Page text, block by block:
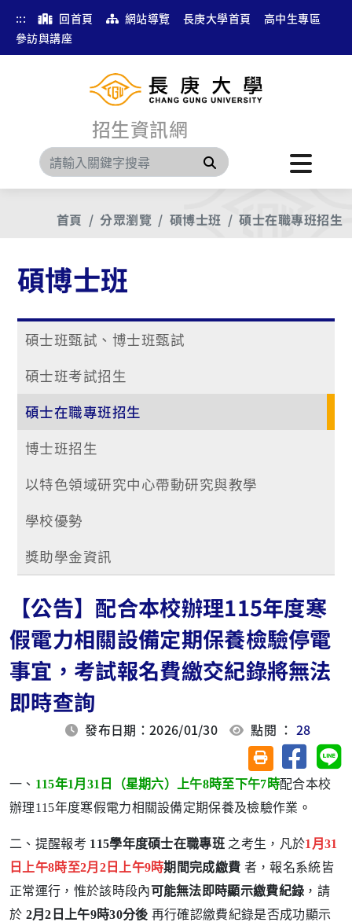
::: 回首頁 網站導覽 長庚大學首頁
高中生專區
參訪與講座
招生資訊網
搜尋
首頁 分眾瀏覽 碩博士班 碩士在職專班招生
碩博士班
碩士班甄試、博士班甄試
碩士班考試招生
碩士在職專班招生
博士班招生
以特色領域研究中心帶動研究與教學
學校優勢
獎助學金資訊
【公告】配合本校辦理115年度寒
假電力相關設備定期保養檢驗停電
事宜，考試報名費繳交紀錄將無法
即時查詢
發布日期：2026/01/30 點閱 ：28
友善列印(另開視
分享至
一、 115年1月31日（星期六）上午8時至下午7時配合本校
辦理115年度寒假電力相關設備定期保養及檢驗作業 。
二、提醒報考 115學年度碩士在職專班 之考生，凡於1月31
日上午8時至2月2日上午9時期間完成繳費 者，報名系統皆
正常運行，惟於該時段內可能無法即時顯示繳費紀錄 ，請
於 2月2日上午9時30分後 再行確認繳費紀錄是否成功顯示